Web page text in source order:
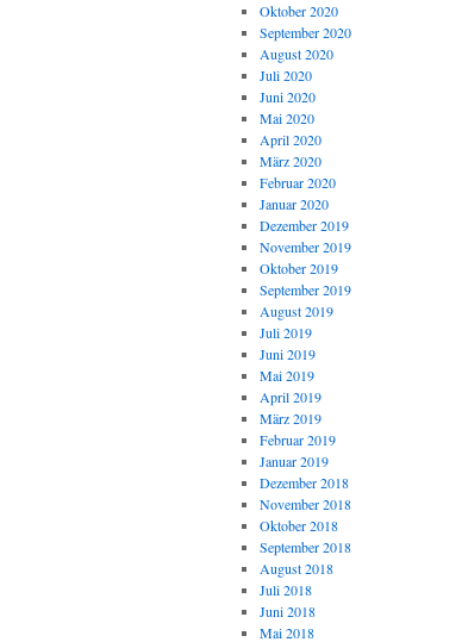
Oktober 2020
September 2020
August 2020
Juli 2020
Juni 2020
Mai 2020
April 2020
März 2020
Februar 2020
Januar 2020
Dezember 2019
November 2019
Oktober 2019
September 2019
August 2019
Juli 2019
Juni 2019
Mai 2019
April 2019
März 2019
Februar 2019
Januar 2019
Dezember 2018
November 2018
Oktober 2018
September 2018
August 2018
Juli 2018
Juni 2018
Mai 2018